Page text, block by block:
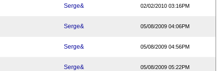
Serge& 02/02/2010 03:16PM
Serge& 05/08/2009 04:06PM
Serge& 05/08/2009 04:56PM
Serge& 05/08/2009 05:22PM